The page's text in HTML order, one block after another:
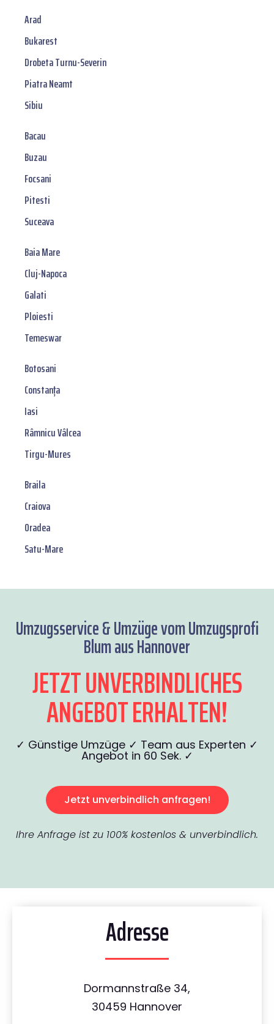
Arad
Bukarest
Drobeta Turnu-Severin
Piatra Neamt
Sibiu
Bacau
Buzau
Focsani
Pitesti
Suceava
Baia Mare
Cluj-Napoca
Galati
Ploiesti
Temeswar
Botosani
Constanța
Iasi
Râmnicu Vâlcea
Tirgu-Mures
Braila
Craiova
Oradea
Satu-Mare
Umzugsservice & Umzüge vom Umzugsprofi
Blum aus Hannover
JETZT UNVERBINDLICHES
ANGEBOT ERHALTEN!
✓ Günstige Umzüge ✓ Team aus Experten ✓
Angebot in 60 Sek. ✓
Jetzt unverbindlich anfragen!
Ihre Anfrage ist zu 100% kostenlos & unverbindlich.
Adresse
Dormannstraße 34,
30459 Hannover